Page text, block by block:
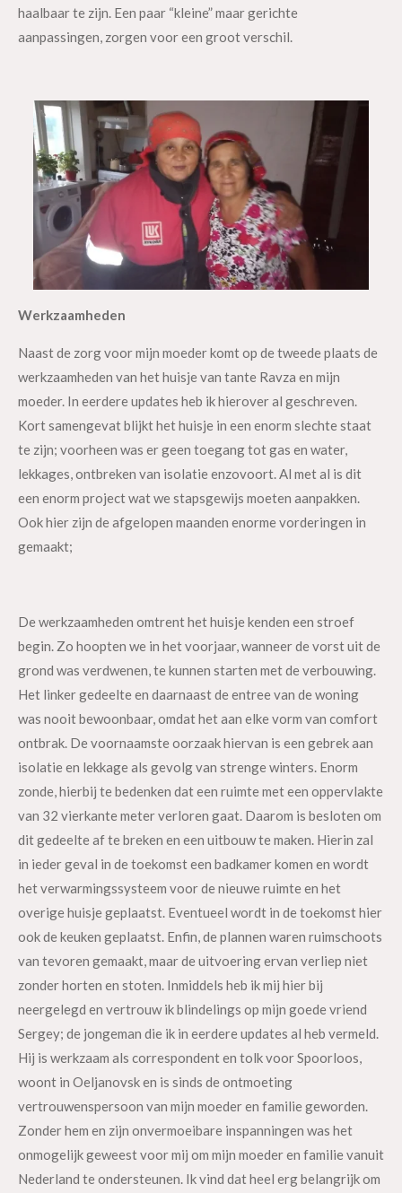
haalbaar te zijn. Een paar “kleine” maar gerichte
aanpassingen, zorgen voor een groot verschil.
Werkzaamheden
Naast de zorg voor mijn moeder komt op de tweede plaats de
werkzaamheden van het huisje van tante Ravza en mijn
moeder. In eerdere updates heb ik hierover al geschreven.
Kort samengevat blijkt het huisje in een enorm slechte staat
te zijn; voorheen was er geen toegang tot gas en water,
lekkages, ontbreken van isolatie enzovoort. Al met al is dit
een enorm project wat we stapsgewijs moeten aanpakken.
Ook hier zijn de afgelopen maanden enorme vorderingen in
gemaakt;
De werkzaamheden omtrent het huisje kenden een stroef
begin. Zo hoopten we in het voorjaar, wanneer de vorst uit de
grond was verdwenen, te kunnen starten met de verbouwing.
Het linker gedeelte en daarnaast de entree van de woning
was nooit bewoonbaar, omdat het aan elke vorm van comfort
ontbrak. De voornaamste oorzaak hiervan is een gebrek aan
isolatie en lekkage als gevolg van strenge winters. Enorm
zonde, hierbij te bedenken dat een ruimte met een oppervlakte
van 32 vierkante meter verloren gaat. Daarom is besloten om
dit gedeelte af te breken en een uitbouw te maken. Hierin zal
in ieder geval in de toekomst een badkamer komen en wordt
het verwarmingssysteem voor de nieuwe ruimte en het
overige huisje geplaatst. Eventueel wordt in de toekomst hier
ook de keuken geplaatst. Enfin, de plannen waren ruimschoots
van tevoren gemaakt, maar de uitvoering ervan verliep niet
zonder horten en stoten. Inmiddels heb ik mij hier bij
neergelegd en vertrouw ik blindelings op mijn goede vriend
Sergey; de jongeman die ik in eerdere updates al heb vermeld.
Hij is werkzaam als correspondent en tolk voor Spoorloos,
woont in Oeljanovsk en is sinds de ontmoeting
vertrouwenspersoon van mijn moeder en familie geworden.
Zonder hem en zijn onvermoeibare inspanningen was het
onmogelijk geweest voor mij om mijn moeder en familie vanuit
Nederland te ondersteunen. Ik vind dat heel erg belangrijk om